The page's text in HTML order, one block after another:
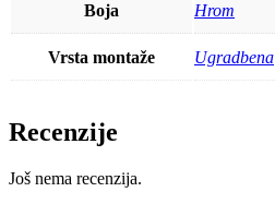
Boja Hrom
Vrsta montaže Ugradbena
Recenzije
Još nema recenzija.